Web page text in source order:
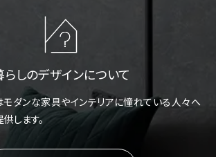
らしのデザインについて
モダンな家具やインテリアに憧れている人々へ
します。